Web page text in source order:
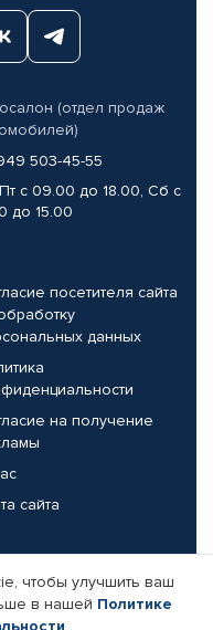
(отдел продаж
503-45-55
с 09.00 до 18.00, Сб с
до 15.00
посетителя сайта
данных
на получение
сайта
компании
чтобы улучшить ваш
в нашей Политике